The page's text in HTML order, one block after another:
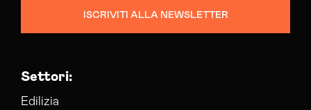
ISCRIVITI ALLA NEWSLETTER
Settori:
Edilizia